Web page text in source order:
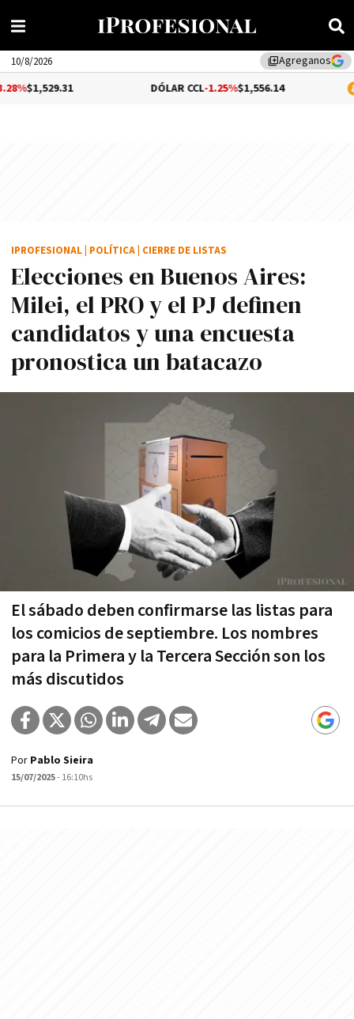
library_addAgreganos
10/8/2026
-1.25%$1,556.14
Elecciones en Buenos Aires:
Milei, el PRO y el PJ definen
candidatos y una encuesta
pronostica un batacazo
El sábado deben confirmarse las listas para
los comicios de septiembre. Los nombres
para la Primera y la Tercera Sección son los
más discutidos
IPROFESIONAL POLÍTICA CIERRE DE LISTAS
Por Pablo Sieira
15/07/2025- 16:10hs